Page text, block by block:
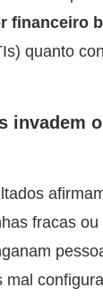
financeiro
quanto
invadem
fracas
mal